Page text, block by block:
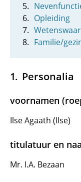
Opleiding
Familie/
Personalia
voornamen
Ilse Agaath (Ilse)
titulatuur en
Mr. I.A. Bezaan